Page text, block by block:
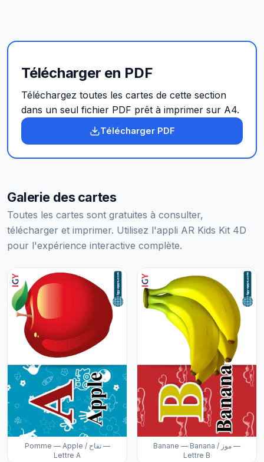
Télécharger en PDF
Téléchargez toutes les cartes de cette section
dans un seul fichier PDF prêt à imprimer sur A4.
Télécharger PDF
Galerie des cartes
Toutes les cartes sont gratuites à consulter,
télécharger et imprimer. Utilisez l'appli AR Kids Kit 4D
pour l'expérience interactive complète.
Pomme — Apple / تفاح —
Lettre A
Banane — Banana / موز —
Lettre B